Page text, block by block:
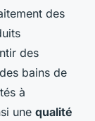
des
des
bains de
à
une qualité